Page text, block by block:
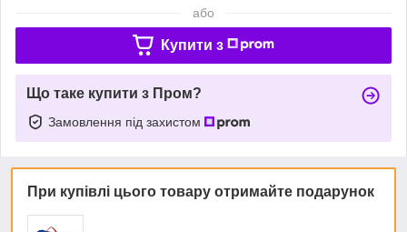
або
Купити з
Що таке купити з Пром?
Замовлення під захистом
При купівлі цього товару отримайте подарунок